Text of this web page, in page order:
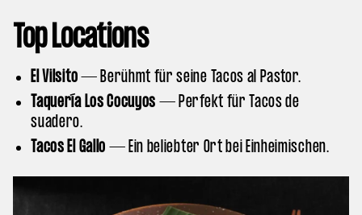
Top Locations
El Vilsito— Berühmt für seine Tacos al Pastor.
Taquería Los Cocuyos — Perfekt für Tacos de
suadero.
Tacos El Gallo — Ein beliebter Ort bei Einheimischen.